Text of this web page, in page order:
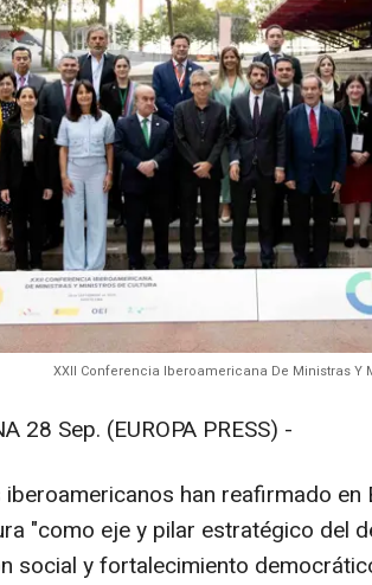
XXII Conferencia Iberoamericana De Ministras Y
28 Sep. (EUROPA PRESS) -
han reafirmado
"como eje y pilar estratégico del
social y fortalecimiento